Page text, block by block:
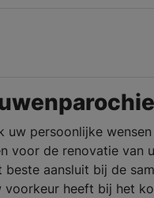
uw persoonlijke
voor de renovatie van
aansluit bij de
heeft bij het